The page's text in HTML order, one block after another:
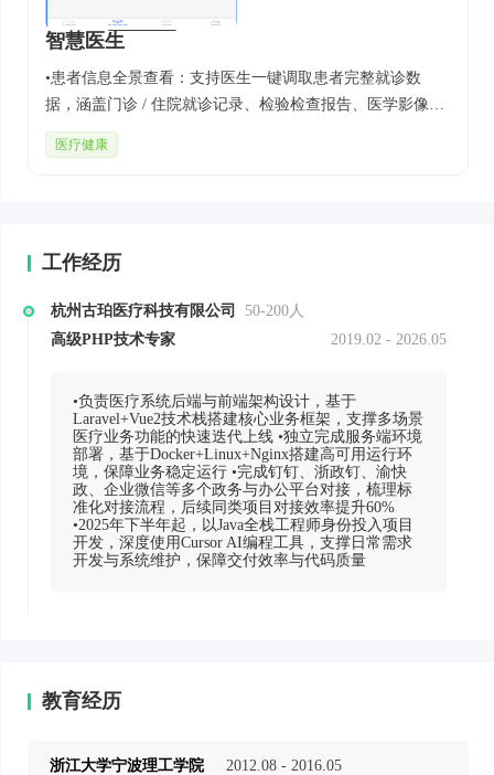
智慧医生
•患者信息全景查看：支持医生一键调取患者完整就诊数
据，涵盖门诊 / 住院就诊记录、检验检查报告、医学影像、
住院生命体征数据、门诊开药记录、手术记录、住院病程记
录、护理记录等多类型医疗信息，实现患者诊疗数据一站式
心系统打通，会诊结论、处理意见等关键数据可实时回流至
阅系统：支持调阅Jpg、Dicom格式的影像文件，同时支持对
影像数据进行反相、文字标注、测量、基础标注等功能 •基
PaddleOCR的图片文字OCR识别功能，从骨密度报告中提取
关键信息
医疗健康
工作经历
杭州古珀医疗科技有限公司
50-200人
高级PHP技术专家
2019.02 - 2026.05
•负责医疗系统后端与前端架构设计，基于
Laravel+Vue2技术栈搭建核心业务框架，支撑多场景
医疗业务功能的快速迭代上线 •独立完成服务端环境
部署，基于Docker+Linux+Nginx搭建高可用运行环
境，保障业务稳定运行 •完成钉钉、浙政钉、渝快
政、企业微信等多个政务与办公平台对接，梳理标
准化对接流程，后续同类项目对接效率提升60%
•2025年下半年起，以Java全栈工程师身份投入项目
开发，深度使用Cursor AI编程工具，支撑日常需求
开发与系统维护，保障交付效率与代码质量
教育经历
浙江大学宁波理工学院
2012.08 - 2016.05